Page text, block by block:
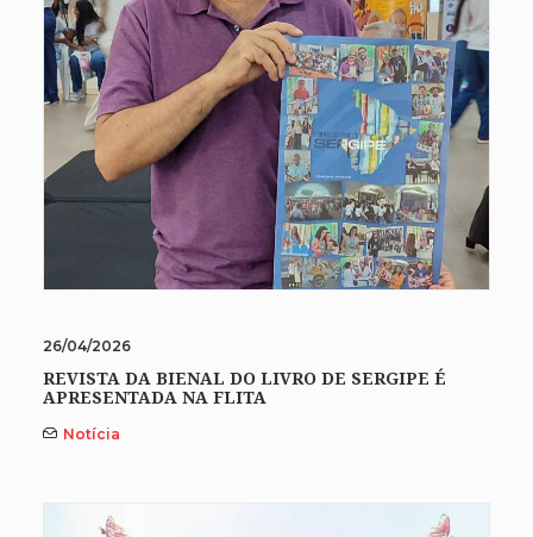
26/04/2026
REVISTA DA BIENAL DO LIVRO DE SERGIPE É
APRESENTADA NA FLITA
Notícia